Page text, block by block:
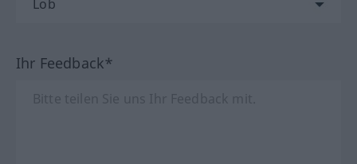
Ihr Feedback*